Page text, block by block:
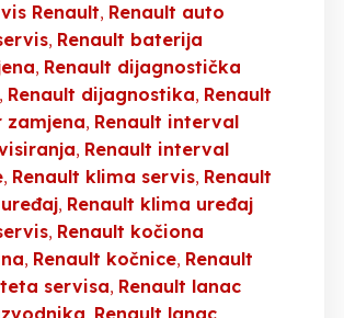
Renault Renault auto
Renault baterija
Renault dijagnostička
Renault dijagnostika Renault
zamjena Renault interval
Renault interval
Renault klima servis Renault
Renault klima uređaj
Renault kočiona
Renault kočnice Renault
servisa Renault lanac
Renault lanac